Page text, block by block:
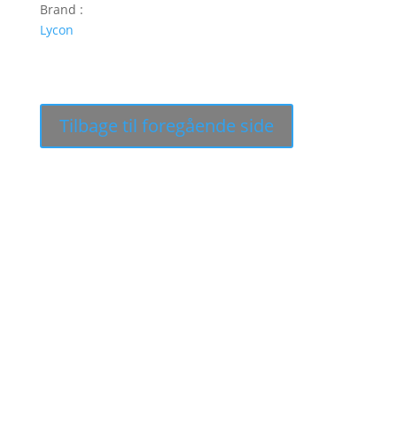
Brand :
Lycon